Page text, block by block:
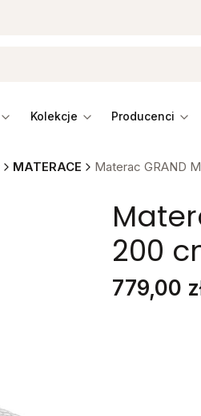
kolekcje producenci
MATERACE Materac GRAND
200
Cena
779,00